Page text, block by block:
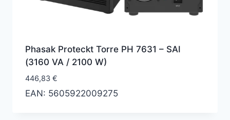
Phasak Proteckt Torre PH 7631 – SAI
(3160 VA / 2100 W)
446,83 €
EAN: 5605922009275